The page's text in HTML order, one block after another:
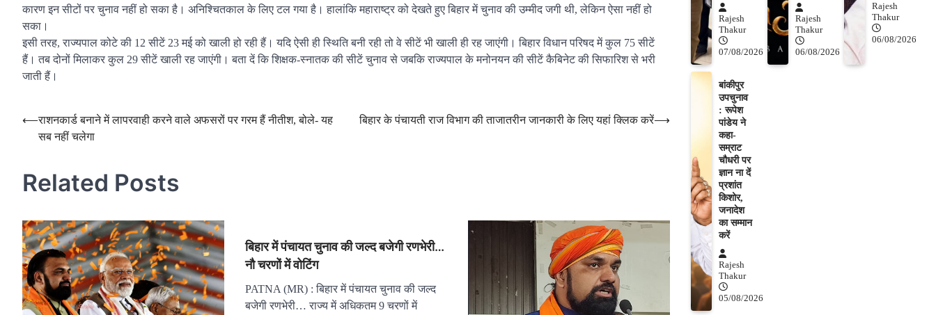
कारण इन सीटों पर चुनाव नहीं हो सका है। अनिश्चितकाल के लिए टल गया है। हालांकि महाराष्ट्र को देखते हुए बिहार में चुनाव की उम्मीद जगी थी, लेकिन ऐसा नहीं हो
सका।
इसी तरह, राज्यपाल कोटे की 12 सीटें 23 मई को खाली हो रही हैं। यदि ऐसी ही स्थिति बनी रही तो वे सीटें भी खाली ही रह जाएंगी। बिहार विधान परिषद में कुल 75 सीटें
हैं। तब दोनों मिलाकर कुल 29 सीटें खाली रह जाएंगी। बता दें कि शिक्षक-स्नातक की सीटें चुनाव से जबकि राज्यपाल के मनोनयन की सीटें कैबिनेट की सिफारिश से भरी
जाती हैं।
Post
navigation
⟵राशनकार्ड बनाने में लापरवाही करने वाले अफसरों पर गरम हैं नीतीश, बोले- यह
सब नहीं चलेगा
बिहार के पंचायती राज विभाग की ताजातरीन जानकारी के लिए यहां क्लिक करें⟶
Related Posts
बिहार में पंचायत चुनाव की जल्द बजेगी रणभेरी…
नौ चरणों में वोटिंग
PATNA (MR) : बिहार में पंचायत चुनाव की जल्द
बजेगी रणभेरी… राज्य में अधिकतम 9 चरणों में
Rajesh
Thakur
07/08/2026
Rajesh
Thakur
06/08/2026
Rajesh
Thakur
06/08/2026
बांकीपुर
उपचुनाव
: रूपेश
पांडेय ने
कहा-
सम्राट
चौधरी पर
ज्ञान ना दें
प्रशांत
किशोर,
जनादेश
का सम्मान
करें
Rajesh
Thakur
05/08/2026